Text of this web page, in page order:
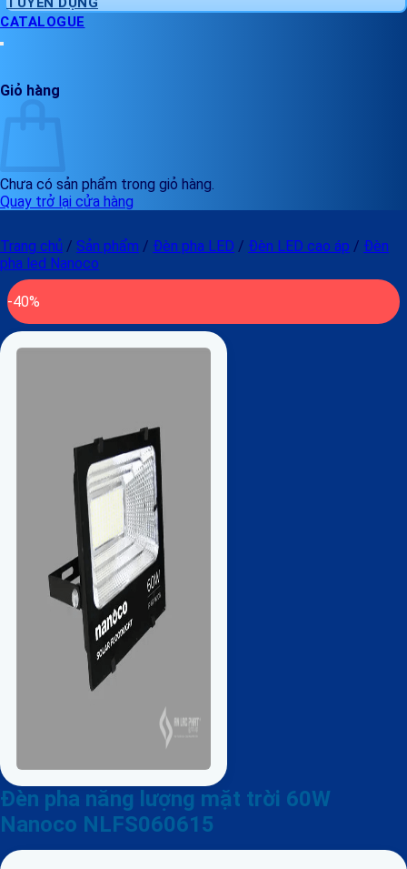
CATALOGUE
Giỏ hàng
Chưa có sản phẩm trong giỏ hàng.
Quay trở lại cửa hàng
Trang chủ / Sản phẩm / Đèn pha LED / Đèn LED cao áp / Đèn
pha led Nanoco
-40%
Đèn pha năng lượng mặt trời 60W
Nanoco NLFS060615